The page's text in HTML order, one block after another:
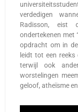
verdedigen
Radisson, eist
ondertekenen met
opdracht om in
leidt tot een
terwijl ook
worstelingen
geloof, atheïsme